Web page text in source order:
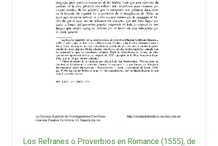
Los Refranes o Proverbios en Romance (1555), de